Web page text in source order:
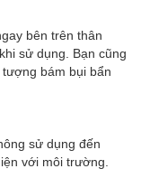
bên trên thân
sử dụng. Bạn cũng
bám bụi bẩn
sử dụng đến
với môi trường.